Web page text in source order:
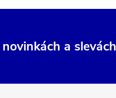
r
k
v
a slevách